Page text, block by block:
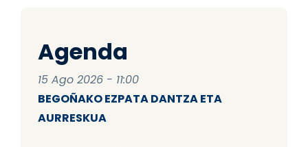
Agenda
15 Ago 2026 - 11:00
BEGOÑAKO EZPATA DANTZA ETA
AURRESKUA